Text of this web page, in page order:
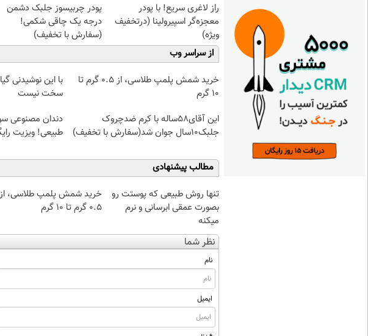
راز لاغری سریع! با پودر
معجزه‌گر اسپیرولینا (درتخفیف
ویژه)
پودر چربیسوز جلبک دشمن
درجه یک چاقی شکمی!
(سفارش با تخفیف)
از سراسر وب
خرید شمش پلمپ طلاسی، از ۰.۵ گرم تا
۱۰ گرم
با این نوشیدنی
سخت نیست
این آقای58ساله با کرم ضدچروک
جلبک10سال جوان شد(سفارش با تخفیف)
دندان مصنوعی
طبیعی! ویزیت
مطالب پیشنهادی
تنها روش طبیعی که پوستت رو
بصورت عمقی ابرسانی و نرم
میکنه
خرید شمش پلمپ طلاسی، از
۰.۵ گرم تا ۱۰ گرم
نظر شما
نام
ایمیل